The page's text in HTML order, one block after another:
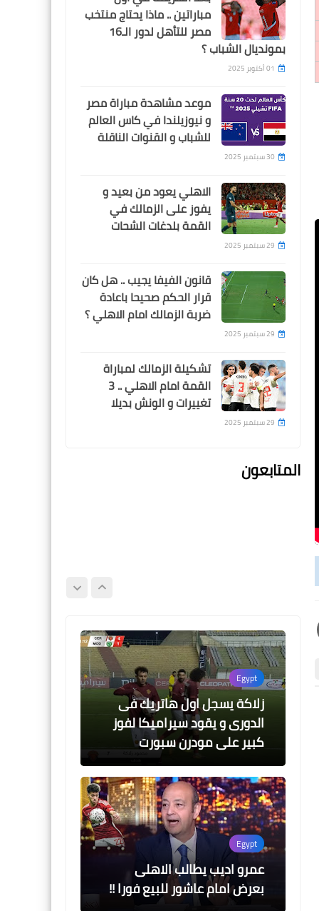
اخبار خفيفة
جدول مباريات الدورى المصرى 2026-
2026-2027
مباراتين .. ماذا يحتاج منتخب
مصر للتأهل لدور الـ16
بمونديال الشباب ؟
01 أكتوبر 2025
موعد مشاهدة مباراة مصر
و نيوزيلندا في كاس العالم
للشباب و القنوات الناقلة
30 سبتمبر 2025
الاهلي يعود من بعيد و
يفوز على الزمالك في
القمة بلدغات الشحات
29 سبتمبر 2025
قانون الفيفا يجيب .. هل كان
قرار الحكم صحيحا باعادة
ضربة الزمالك امام الاهلي ؟
29 سبتمبر 2025
تشكيلة الزمالك لمباراة
القمة امام الاهلي .. 3
تغييرات و الونش بديلا
29 سبتمبر 2025
المتابعون
كبير على مودرن سبورت
Egypt
عمرو اديب يطالب الاهلى
بعرض امام عاشور للبيع فورا !!
Egypt
الاهلى بالكامل و يعلن تقبله
للعقوبة
Egypt
حقيقة غياب امام عاشور عن
Egypt
زلاكة يسجل اول هاتريك فى
الدورى و يقود سيراميكا لفوز
كبير على مودرن سبورت
Egypt
عمرو اديب يطالب الاهلى
بعرض امام عاشور للبيع فورا !!